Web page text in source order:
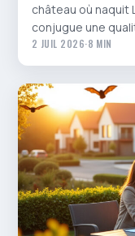
château où naquit
conjugue une
2 JUIL 2026·8 MIN